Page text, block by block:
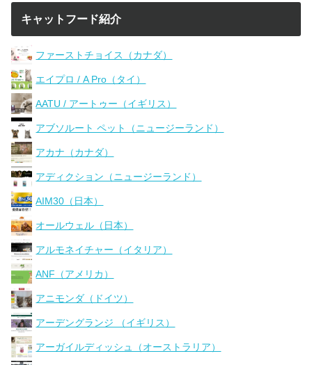
キャットフード紹介
ファーストチョイス（カナダ）
エイプロ / A Pro（タイ）
AATU / アートゥー（イギリス）
アブソルート ペット（ニュージーランド）
アカナ（カナダ）
アディクション（ニュージーランド）
AIM30（日本）
オールウェル（日本）
アルモネイチャー（イタリア）
ANF（アメリカ）
アニモンダ（ドイツ）
アーデングランジ （イギリス）
アーガイルディッシュ（オーストラリア）